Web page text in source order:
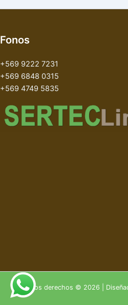
Fonos
+569 9222 7231
+569 6848 0315
+569 4749 5835
Todos los derechos © 2026 |